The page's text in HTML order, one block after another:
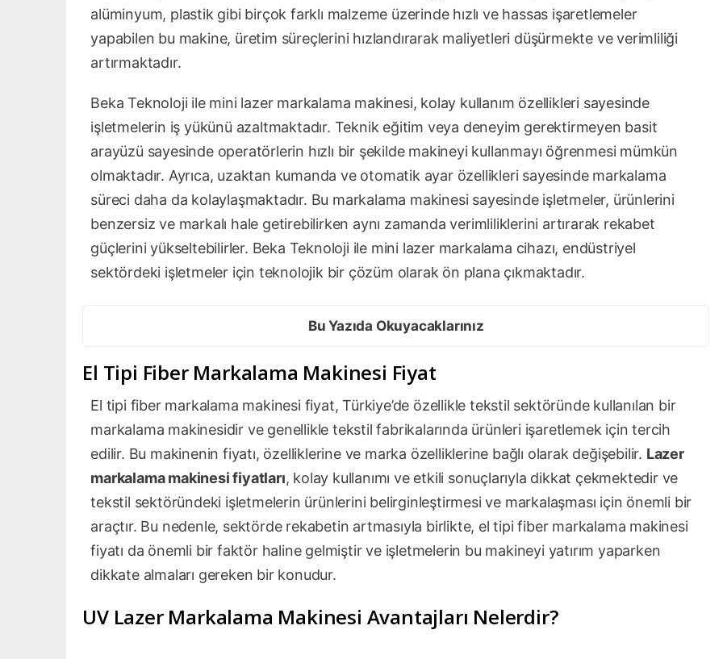
alüminyum, plastik gibi birçok farklı malzeme üzerinde hızlı ve hassas işaretlemeler
yapabilen bu makine, üretim süreçlerini hızlandırarak maliyetleri düşürmekte ve verimliliği
artırmaktadır.
Beka Teknoloji ile mini lazer markalama makinesi, kolay kullanım özellikleri sayesinde
işletmelerin iş yükünü azaltmaktadır. Teknik eğitim veya deneyim gerektirmeyen basit
arayüzü sayesinde operatörlerin hızlı bir şekilde makineyi kullanmayı öğrenmesi mümkün
olmaktadır. Ayrıca, uzaktan kumanda ve otomatik ayar özellikleri sayesinde markalama
süreci daha da kolaylaşmaktadır. Bu markalama makinesi sayesinde işletmeler, ürünlerini
benzersiz ve markalı hale getirebilirken aynı zamanda verimliliklerini artırarak rekabet
güçlerini yükseltebilirler. Beka Teknoloji ile mini lazer markalama cihazı, endüstriyel
sektördeki işletmeler için teknolojik bir çözüm olarak ön plana çıkmaktadır.
Bu Yazıda Okuyacaklarınız
El Tipi Fiber Markalama Makinesi Fiyat
El tipi fiber markalama makinesi fiyat, Türkiye’de özellikle tekstil sektöründe kullanılan bir
markalama makinesidir ve genellikle tekstil fabrikalarında ürünleri işaretlemek için tercih
edilir. Bu makinenin fiyatı, özelliklerine ve marka özelliklerine bağlı olarak değişebilir. Lazer
markalama makinesi fiyatları, kolay kullanımı ve etkili sonuçlarıyla dikkat çekmektedir ve
tekstil sektöründeki işletmelerin ürünlerini belirginleştirmesi ve markalaşması için önemli bir
araçtır. Bu nedenle, sektörde rekabetin artmasıyla birlikte, el tipi fiber markalama makinesi
fiyatı da önemli bir faktör haline gelmiştir ve işletmelerin bu makineyi yatırım yaparken
dikkate almaları gereken bir konudur.
UV Lazer Markalama Makinesi Avantajları Nelerdir?